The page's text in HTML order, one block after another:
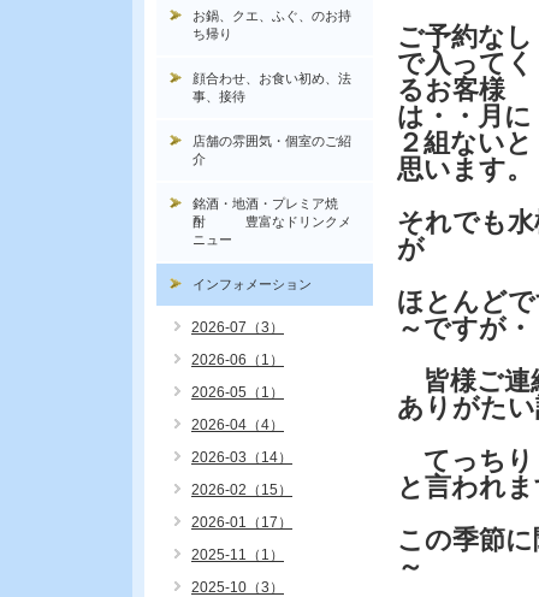
ご予約なし
で入ってく
るお客様
は・・月に
２組ないと
思います。
それでも
が
ほとんど
～ですが・
皆様ご連
ありがた
てっちり
と言われ
この季節
～
お鍋、クエ、ふぐ、のお持
ち帰り
顔合わせ、お食い初め、法
事、接待
店舗の雰囲気・個室のご紹
介
銘酒・地酒・プレミア焼
酎 豊富なドリンクメ
ニュー
インフォメーション
2026-07（3）
2026-06（1）
2026-05（1）
2026-04（4）
2026-03（14）
2026-02（15）
2026-01（17）
2025-11（1）
2025-10（3）